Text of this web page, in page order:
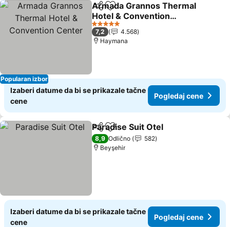
Popularan izbor
Deli Dodati u favorite
Armada Grannos Thermal
Hotel & Convention
Center
5 Zvezdice
7,2
4.568
Haymana
Izaberi datume da bi se prikazale tačne
cene
Pogledaj cene
Deli Dodati u favorite
Paradise Suit Otel
8,9 Odlično
582
Beyşehir
Izaberi datume da bi se prikazale tačne
cene
Pogledaj cene